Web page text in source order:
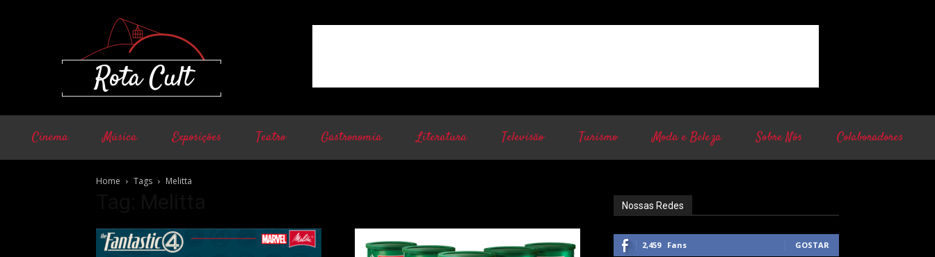
Cinema Música Exposições Teatro Gastronomia Literatura Televisão Turismo Moda e Beleza Sobre Nós Colaboradores
Home Tags Melitta
Nossas Redes
2,459 Fans GOSTAR